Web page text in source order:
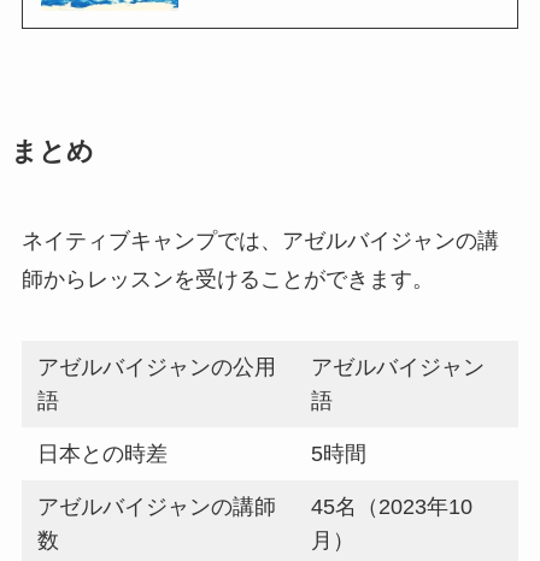
まとめ
ネイティブキャンプでは、アゼルバイジャンの講
師からレッスンを受けることができます。
アゼルバイジャンの公用
語
アゼルバイジャン
語
日本との時差 5時間
アゼルバイジャンの講師
数
45名（2023年10
月）